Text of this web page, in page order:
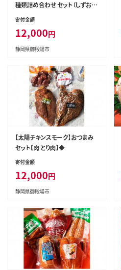
種類詰め合わせ セット（しずおか
食セレクション認定品）◆
寄付金額
12,000円
静岡県御殿場市
【太陽チキンスモーク】おつまみ
セット【肉 とり肉】◆
寄付金額
12,000円
静岡県御殿場市